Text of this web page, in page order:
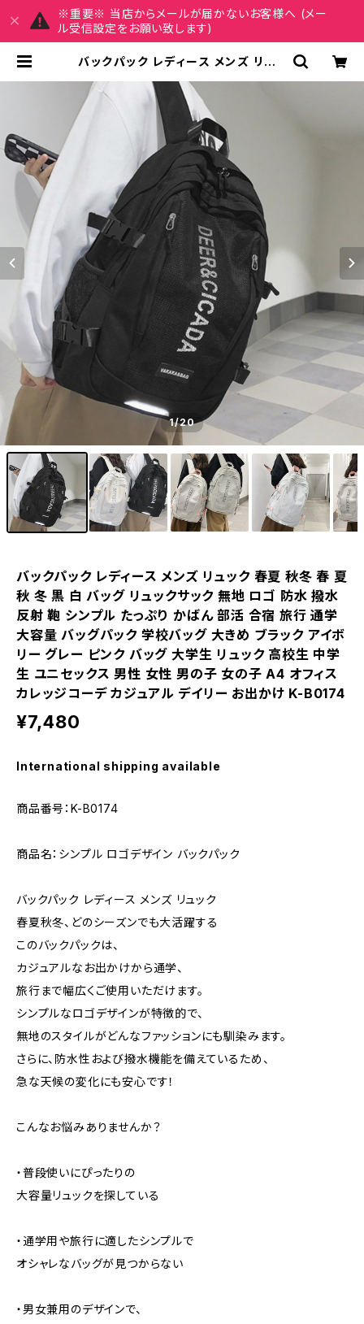
※重要※ 当店からメールが届かないお客様へ (メー
ル受信設定をお願い致します)
バックパック レディース メンズ リュッ
リュックサック 無地 ロゴ 防水 撥水
反射 鞄 シンプル たっぷり かばん 部
活 合宿 旅行 通学 大容量 バッグパッ
ク 学校バッグ 大きめ ブラック アイボ
リー グレー ピンク バッグ 大学生 リ
ュック 高校生 中学生 ユニセックス 男
性 女性 男の子 女の子 A4 オフィス
カレッジコーデ カジュアル デイリー
お出かけ K-B0174 | REIRSE レイ
ルセ 20代,30代,40代 レディースフ
ァッション 通販
1/20
バックパック レディース メンズ リュック 春夏 秋冬 春 夏
秋 冬 黒 白 バッグ リュックサック 無地 ロゴ 防水 撥水
反射 鞄 シンプル たっぷり かばん 部活 合宿 旅行 通学
大容量 バッグパック 学校バッグ 大きめ ブラック アイボ
リー グレー ピンク バッグ 大学生 リュック 高校生 中学
生 ユニセックス 男性 女性 男の子 女の子 A4 オフィス
カレッジコーデ カジュアル デイリー お出かけ K-B0174
¥7,480
International shipping available
商品番号：K-B0174
商品名：シンプル ロゴデザイン バックパック
バックパック レディース メンズ リュック
春夏秋冬、どのシーズンでも大活躍する
このバックパックは、
カジュアルなお出かけから通学、
旅行まで幅広くご使用いただけます。
シンプルなロゴデザインが特徴的で、
無地のスタイルがどんなファッションにも馴染みます。
さらに、防水性および撥水機能を備えているため、
急な天候の変化にも安心です！
こんなお悩みありませんか？
・普段使いにぴったりの
大容量リュックを探している
・通学用や旅行に適したシンプルで
オシャレなバッグが見つからない
・男女兼用のデザインで、